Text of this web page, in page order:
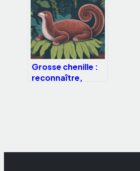
Grosse chenille :
reconnaître,